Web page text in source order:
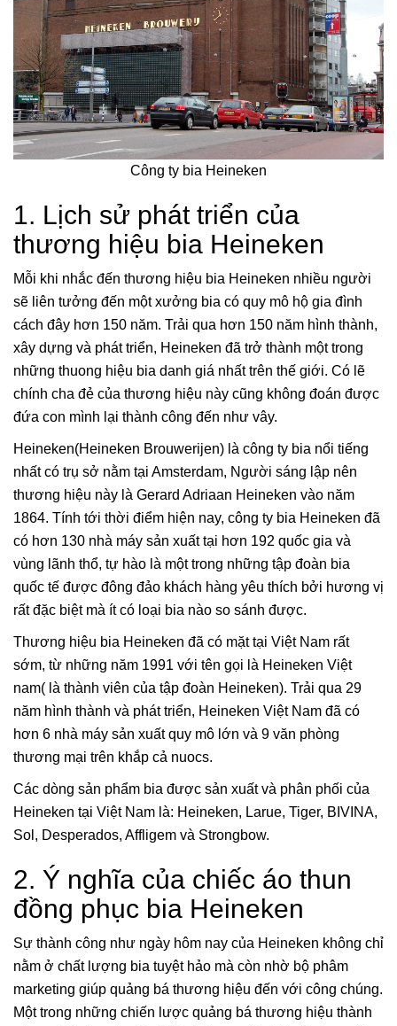
Công ty bia Heineken
1. Lịch sử phát triển của
thương hiệu bia Heineken
Mỗi khi nhắc đến thương hiệu bia Heineken nhiều người
sẽ liên tưởng đến một xưởng bia có quy mô hộ gia đình
cách đây hơn 150 năm. Trải qua hơn 150 năm hình thành,
xây dựng và phát triển, Heineken đã trở thành một trong
những thuong hiệu bia danh giá nhất trên thế giới. Có lẽ
chính cha đẻ của thương hiệu này cũng không đoán được
đứa con mình lại thành công đến như vây.
Heineken(Heineken Brouwerijen) là công ty bia nổi tiếng
nhất có trụ sở nằm tại Amsterdam, Người sáng lập nên
thương hiệu này là Gerard Adriaan Heineken vào năm
1864. Tính tới thời điểm hiện nay, công ty bia Heineken đã
có hơn 130 nhà máy sản xuất tại hơn 192 quốc gia và
vùng lãnh thổ, tự hào là một trong những tập đoàn bia
quốc tế được đông đảo khách hàng yêu thích bởi hương vị
rất đặc biệt mà ít có loại bia nào so sánh được.
Thương hiệu bia Heineken đã có mặt tại Việt Nam rất
sớm, từ những năm 1991 với tên gọi là Heineken Việt
nam( là thành viên của tập đoàn Heineken). Trải qua 29
năm hình thành và phát triển, Heineken Việt Nam đã có
hơn 6 nhà máy sản xuất quy mô lớn và 9 văn phòng
thương mại trên khắp cả nuocs.
Các dòng sản phẩm bia được sản xuất và phân phối của
Heineken tại Việt Nam là: Heineken, Larue, Tiger, BIVINA,
Sol, Desperados, Affligem và Strongbow.
2. Ý nghĩa của chiếc áo thun
đồng phục bia Heineken
Sự thành công như ngày hôm nay của Heineken không chỉ
nằm ở chất lượng bia tuyệt hảo mà còn nhờ bộ phâm
marketing giúp quảng bá thương hiệu đến với công chúng.
Một trong những chiến lược quảng bá thương hiệu thành